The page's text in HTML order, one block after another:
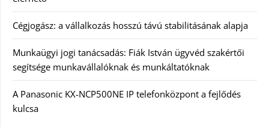
Cégjogász: a vállalkozás hosszú távú stabilitásának alapja
Munkaügyi jogi tanácsadás: Fiák István ügyvéd szakértői
segítsége munkavállalóknak és munkáltatóknak
A Panasonic KX-NCP500NE IP telefonközpont a fejlődés
kulcsa